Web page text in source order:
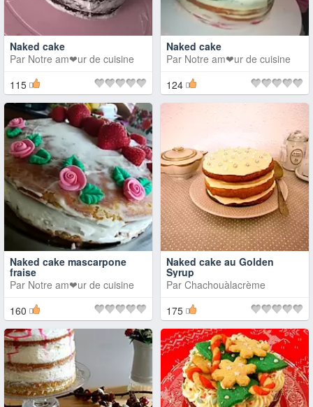
Naked cake
Par Notre am❤ur de cuisine
115
Naked cake
Par Notre am❤ur de cuisine
124
Naked cake mascarpone
fraise
Par Notre am❤ur de cuisine
160
Naked cake au Golden
Syrup
Par Chachouàlacrème
175